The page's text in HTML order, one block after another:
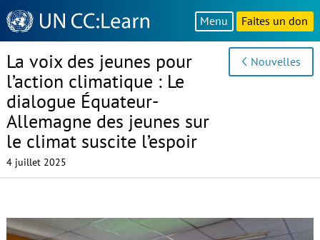
Knowledge
Sharing
Platform
Menu Faites un don
La voix des jeunes pour
l’action climatique : Le
dialogue Équateur-
Allemagne des jeunes sur
le climat suscite l’espoir
4 juillet 2025
Nouvelles